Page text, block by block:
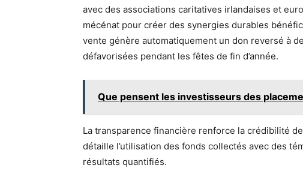
avec des associations caritatives irlandaises et
mécénat pour créer des synergies durables
vente génère automatiquement un don reversé à
défavorisées pendant les fêtes de fin d’année.
Que pensent les investisseurs des
La transparence financière renforce la crédibilité
détaille l’utilisation des fonds collectés avec des
résultats quantifiés.